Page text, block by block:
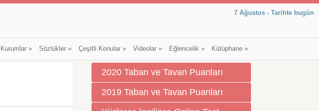
7 Ağustos - Tarihte bugün
Kurumlar» Sözlükler» Çeşitli Konular» Videolar» Eğlencelik» Kütüphane»
2020 Taban ve Tavan Puanları
2019 Taban ve Tavan Puanları